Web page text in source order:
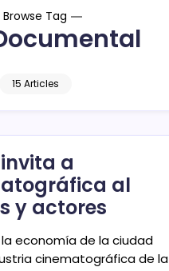
Browse Tag
15 Articles
a
al
y actores
economía de la ciudad
cinematográfica de la